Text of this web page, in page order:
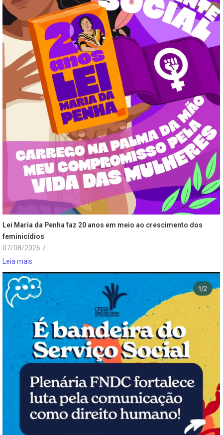
Lei Maria da Penha faz 20 anos em meio ao crescimento dos
feminicídios
07/08/2026 /
Leia mais